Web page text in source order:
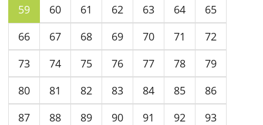
59
60 61 62 63 64
65
66
67 68 69 70 71
72
73
74 75 76 77 78
79
80
81 82 83 84 85
86
87
88 89 90 91 92
93